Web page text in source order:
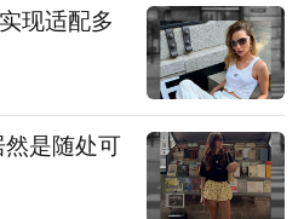
现适配多
是随处可